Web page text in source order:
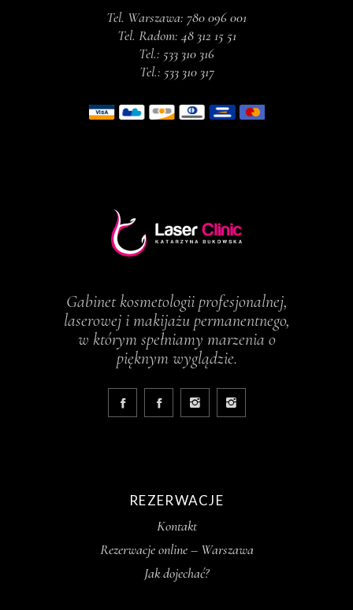
Tel. Warszawa: 780 096 001
Tel. Radom: 48 312 15 51
Tel.: 533 310 316
Tel.: 533 310 317
Gabinet kosmetologii profesjonalnej,
laserowej i makijażu permanentnego,
w którym spełniamy marzenia o
pięknym wyglądzie.
REZERWACJE
Kontakt
Rezerwacje online – Warszawa
Jak dojechać?